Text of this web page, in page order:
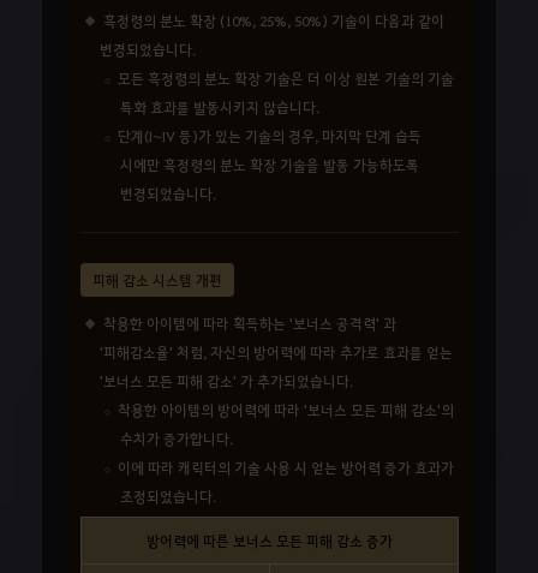
흑정령의 분노 확장 (10%, 25%, 50%) 기술이 다음과 같이
변경되었습니다.
모든 흑정령의 분노 확장 기술은 더 이상 원본 기술의 기술
특화 효과를 발동시키지 않습니다.
단계(I~IV 등)가 있는 기술의 경우, 마지막 단계 습득
시에만 흑정령의 분노 확장 기술을 발동 가능하도록
변경되었습니다.
피해 감소 시스템 개편
착용한 아이템에 따라 획득하는 '보너스 공격력' 과
'피해감소율' 처럼, 자신의 방어력에 따라 추가로 효과를 얻는
'보너스 모든 피해 감소' 가 추가되었습니다.
착용한 아이템의 방어력에 따라 '보너스 모든 피해 감소'의
수치가 증가합니다.
이에 따라 캐릭터의 기술 사용 시 얻는 방어력 증가 효과가
조정되었습니다.
방어력에 따른 보너스 모든 피해 감소 증가